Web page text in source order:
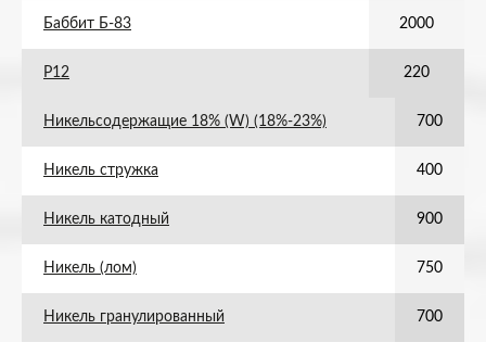
Баббит Б-83 2000
Р12 220
Никельсодержащие 18% (W) (18%-23%) 700
Никель стружка 400
Никель катодный 900
Никель (лом) 750
Никель гранулированный 700